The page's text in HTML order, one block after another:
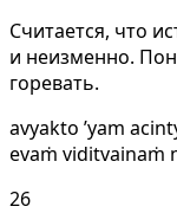
Считается, что
и неизменно.
горевать.
avyakto ’yam
evaṁ
26